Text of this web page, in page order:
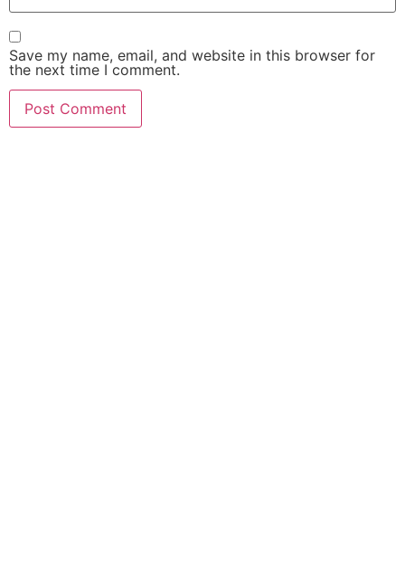
Save my name, email, and website in this browser for
the next time I comment.